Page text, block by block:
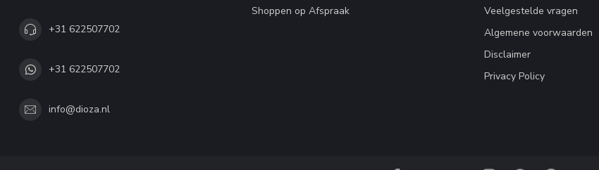
+31 622507702
+31 622507702
info@dioza.nl
Shoppen op Afspraak
Veelgestelde vragen
Algemene voorwaarden
Disclaimer
Privacy Policy